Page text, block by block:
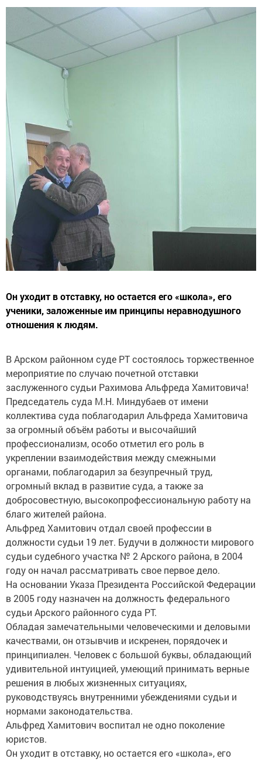
ученики, заложенные им принципы неравнодушного
отношения к людям.
мероприятие по случаю почетной отставки
заслуженного судьи Рахимова Альфреда Хамитовича!
Председатель суда М.Н. Миндубаев от имени
коллектива суда поблагодарил Альфреда Хамитовича
за огромный объём работы и высочайший
профессионализм, особо отметил его роль в
укреплении взаимодействия между смежными
органами, поблагодарил за безупречный труд,
огромный вклад в развитие суда, а также за
добросовестную, высокопрофессиональную работу на
благо жителей района.
Альфред Хамитович отдал своей профессии в
должности судьи 19 лет. Будучи в должности мирового
судьи судебного участка № 2 Арского района, в 2004
году он начал рассматривать свое первое дело.
На основании Указа Президента Российской Федерации
в 2005 году назначен на должность федерального
судьи Арского районного суда РТ.
Обладая замечательными человеческими и деловыми
качествами, он отзывчив и искренен, порядочек и
принципиален. Человек с большой буквы, обладающий
удивительной интуицией, умеющий принимать верные
решения в любых жизненных ситуациях,
руководствуясь внутренними убеждениями судьи и
нормами законодательства.
Альфред Хамитович воспитал не одно поколение
юристов.
Он уходит в отставку, но остается его «школа», его
ученики, заложенные им принципы неравнодушного